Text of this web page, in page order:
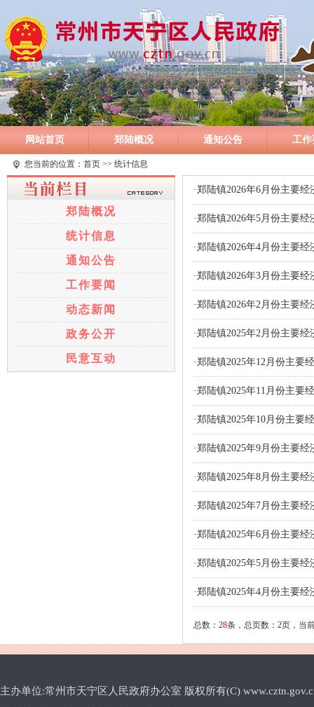
网站首页 郑陆概况 通知公告 工作
您当前的位置： 首页 >> 统计信息
郑陆概况
统计信息
通知公告
工作要闻
动态新闻
政务公开
民意互动
·郑陆镇2026年6月份主要
·郑陆镇2026年5月份主要
·郑陆镇2026年4月份主要
·郑陆镇2026年3月份主要
·郑陆镇2026年2月份主要
·郑陆镇2025年2月份主要
·郑陆镇2025年12月份主要
·郑陆镇2025年11月份主要
·郑陆镇2025年10月份主要
·郑陆镇2025年9月份主要
·郑陆镇2025年8月份主要
·郑陆镇2025年7月份主要
·郑陆镇2025年6月份主要
·郑陆镇2025年5月份主要
·郑陆镇2025年4月份主要
总数： 28条，总页数： 2页，当
主办单位:常州市天宁区人民政府办公室 版权所有(C)